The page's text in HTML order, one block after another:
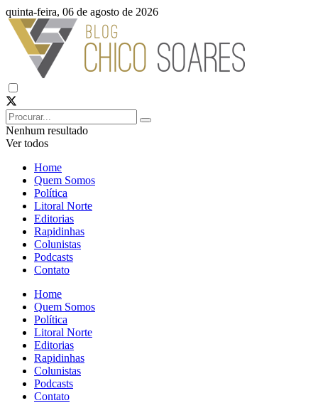
quinta-feira, 06 de agosto de 2026
Nenhum resultado
Ver todos
Home
Quem Somos
Política
Litoral Norte
Editorias
Rapidinhas
Colunistas
Podcasts
Contato
Home
Quem Somos
Política
Litoral Norte
Editorias
Rapidinhas
Colunistas
Podcasts
Contato